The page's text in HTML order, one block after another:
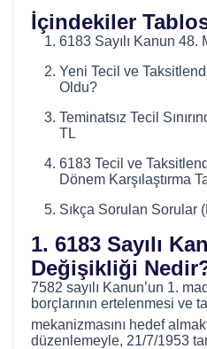
İçindekiler
6183 Sayılı Kanun
Yeni Tecil ve
Oldu?
Teminatsız Tecil
TL
6183 Tecil ve
Dönem Karşılaştırma
Sıkça Sorulan Sorular
1. 6183 Sayılı
Değişikliği
7582 sayılı Kanun’un 1.
borçlarının ertelenmesi ve
mekanizmasını hedef
düzenlemeyle, 21/7/1953